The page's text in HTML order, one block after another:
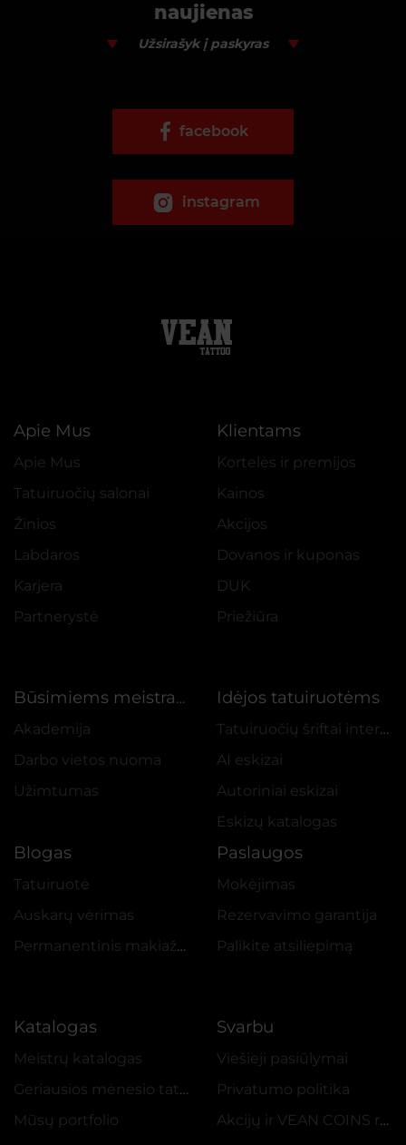
naujienas
Užsirašyk į paskyras
facebook
instagram
Apie Mus
Apie Mus
Tatuiruočių salonai
Žinios
Labdaros
Karjera
Partnerystė
Klientams
Kortelės ir premijos
Kainos
Akcijos
Dovanos ir kuponas
DUK
Priežiūra
Būsimiems meistrams
Akademija
Darbo vietos nuoma
Užimtumas
Idėjos tatuiruotėms
Tatuiruočių šriftai internetu
AI eskizai
Autoriniai eskizai
Eskizų katalogas
Blogas
Tatuiruotė
Auskarų vėrimas
Permanentinis makiažas
Paslaugos
Mokėjimas
Rezervavimo garantija
Palikite atsiliepimą
Katalogas
Meistrų katalogas
Geriausios mėnesio tatuiruotės
Mūsų portfolio
Svarbu
Viešieji pasiūlymai
Privatumo politika
Akcijų ir VEAN COINS reglamentas